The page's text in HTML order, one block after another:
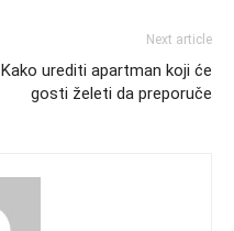
Next article
Kako urediti apartman koji će
gosti želeti da preporuče